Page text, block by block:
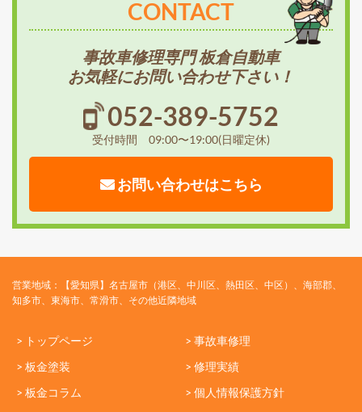
CONTACT
事故車修理専門 板倉自動車
お気軽にお問い合わせ下さい！
052-389-5752
受付時間 09:00〜19:00(日曜定休)
お問い合わせはこちら
営業地域：【愛知県】名古屋市（港区、中川区、熱田区、中区）、海部郡、
知多市、東海市、常滑市、その他近隣地域
> トップページ
> 事故車修理
> 板金塗装
> 修理実績
> 板金コラム
> 個人情報保護方針